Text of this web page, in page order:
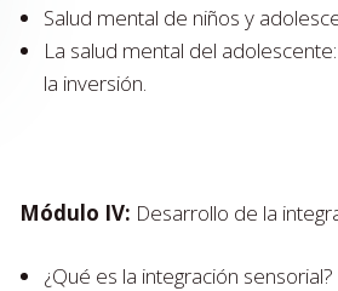
Salud mental de niños y
La salud mental del
la inversión.
Módulo IV: Desarrollo de la
¿Qué es la integración sensorial?